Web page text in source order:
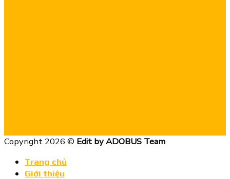
Copyright 2026 © Edit by ADOBUS Team
Trang chủ
Giới thiệu